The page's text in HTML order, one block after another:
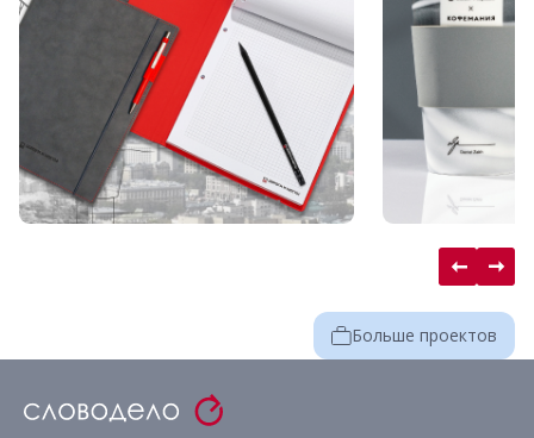
Больше проектов